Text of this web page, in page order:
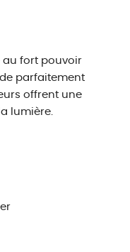
au fort pouvoir
parfaitement
offrent une
lumière.